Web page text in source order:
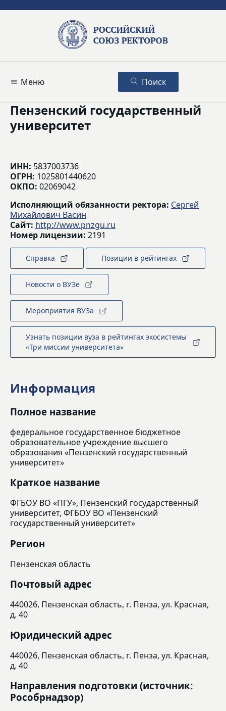
Меню Поиск
Пензенский государственный
университет
ИНН: 5837003736
ОГРН: 1025801440620
ОКПО: 02069042
Исполняющий обязанности ректора: Сергей
Михайлович Васин
Сайт: http://www.pnzgu.ru
Номер лицензии: 2191
Справка Позиции в рейтингах
Новости о ВУЗе
Мероприятия ВУЗа
Узнать позиции вуза в рейтингах экосистемы
«Три миссии университета»
Информация
Полное название
федеральное государственное бюджетное
образовательное учреждение высшего
образования «Пензенский государственный
университет»
Краткое название
ФГБОУ ВО «ПГУ», Пензенский государственный
университет, ФГБОУ ВО «Пензенский
государственный университет»
Регион
Пензенская область
Почтовый адрес
440026, Пензенская область, г. Пенза, ул. Красная,
д. 40
Юридический адрес
440026, Пензенская область, г. Пенза, ул. Красная,
д. 40
Направления подготовки (источник:
Рособрнадзор)